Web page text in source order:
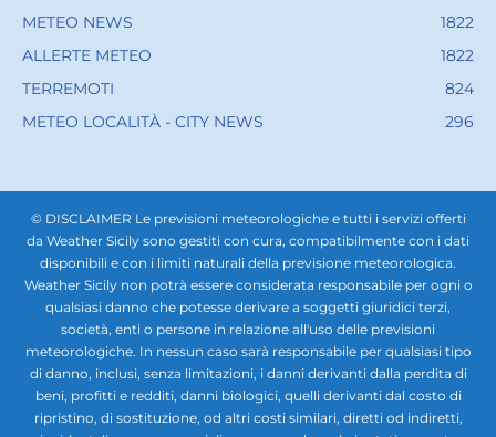
METEO NEWS
1822
ALLERTE METEO
1822
TERREMOTI
824
METEO LOCALITÀ - CITY NEWS
296
© DISCLAIMER Le previsioni meteorologiche e tutti i servizi offerti
da Weather Sicily sono gestiti con cura, compatibilmente con i dati
disponibili e con i limiti naturali della previsione meteorologica.
Weather Sicily non potrà essere considerata responsabile per ogni o
qualsiasi danno che potesse derivare a soggetti giuridici terzi,
società, enti o persone in relazione all'uso delle previsioni
meteorologiche. In nessun caso sarà responsabile per qualsiasi tipo
di danno, inclusi, senza limitazioni, i danni derivanti dalla perdita di
beni, profitti e redditi, danni biologici, quelli derivanti dal costo di
ripristino, di sostituzione, od altri costi similari, diretti od indiretti,